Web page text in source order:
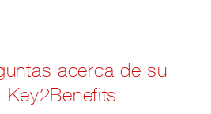
acerca de su
Key2Benefits